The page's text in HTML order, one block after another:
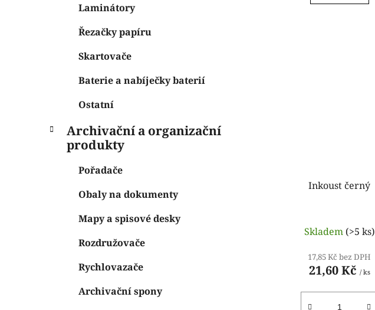
Laminátory
Řezačky papíru
Skartovače
Baterie a nabíječky baterií
Ostatní
Archivační a organizační
produkty
Pořadače
Obaly na dokumenty
Mapy a spisové desky
Rozdružovače
Rychlovazače
Archivační spony
Inkoust černý
Skladem (>5 ks)
17,85 Kč bez DPH
21,60 Kč / ks